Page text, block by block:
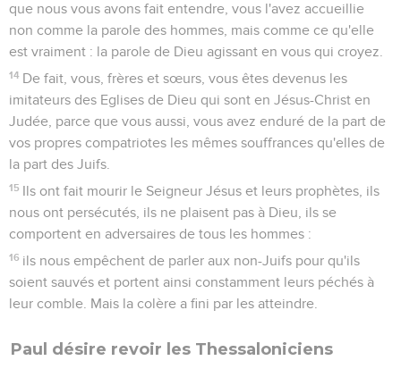
que nous vous avons fait entendre, vous l'avez accueillie
non comme la parole des hommes, mais comme ce qu'elle
est vraiment : la parole de Dieu agissant en vous qui croyez.
14 De fait, vous, frères et sœurs, vous êtes devenus les
imitateurs des Eglises de Dieu qui sont en Jésus-Christ en
Judée, parce que vous aussi, vous avez enduré de la part de
vos propres compatriotes les mêmes souffrances qu'elles de
la part des Juifs.
15 Ils ont fait mourir le Seigneur Jésus et leurs prophètes, ils
nous ont persécutés, ils ne plaisent pas à Dieu, ils se
comportent en adversaires de tous les hommes :
16 ils nous empêchent de parler aux non-Juifs pour qu'ils
soient sauvés et portent ainsi constamment leurs péchés à
leur comble. Mais la colère a fini par les atteindre.
Paul désire revoir les Thessaloniciens